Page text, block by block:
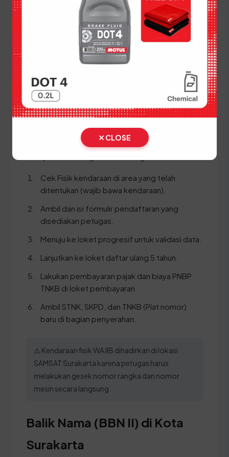
Setiap lima tahun, pemilik kendaraan wajib
melakukan pergantian pelat nomor dan cek fisik
kendaraan. Siapkan dokumen tambahan ini:
KTP asli
SKPD asli
BPKB asli & copy
Cek Fisik kendaraan di area yang telah
ditentukan (wajib bawa kendaraan).
Ambil dan isi formulir pendaftaran yang
disediakan petugas.
Menuju ke loket progresif untuk validasi data.
Lanjutkan ke loket daftar ulang 5 tahun.
Lakukan pembayaran pajak dan biaya PNBP
TNKB di loket pembayaran.
Ambil STNK, SKPD, dan TNKB (Plat nomor)
baru di bagian penyerahan.
⚠️ Kendaraan fisik WAJIB dihadirkan di lokasi
SAMSAT Surakarta karena petugas harus
melakukan gesek nomor rangka dan nomor
mesin secara langsung.
Balik Nama (BBN II) di Kota
Surakarta
CLOSE